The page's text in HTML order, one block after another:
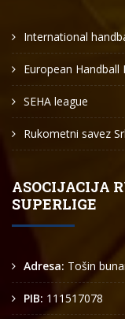
International
European Handball
SEHA league
Rukometni savez
ASOCIJACIJA
SUPERLIGE
Adresa: Tošin
PIB: 111517078